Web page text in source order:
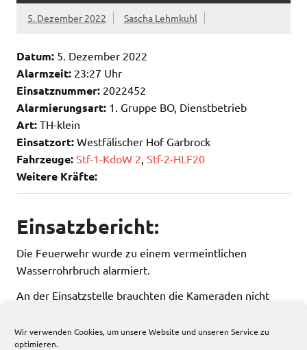
Wir verwenden Cookies, um unsere Website und unseren Service zu
optimieren.
5. Dezember 2022 Sascha Lehmkuhl
Datum: 5. Dezember 2022
Alarmzeit: 23:27 Uhr
Einsatznummer: 2022452
Alarmierungsart: 1. Gruppe BO, Dienstbetrieb
Art: TH-klein
Einsatzort: Westfälischer Hof Garbrock
Fahrzeuge: Stf-1-KdoW 2 Stf-2-HLF20
Weitere Kräfte:
Einsatzbericht:
Die Feuerwehr wurde zu einem vermeintlichen
Wasserrohrbruch alarmiert.
An der Einsatzstelle brauchten die Kameraden nicht